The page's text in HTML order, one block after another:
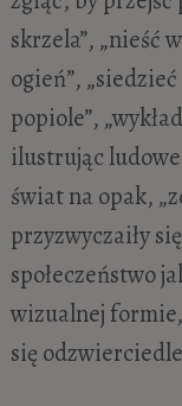
skrzela”, „nieść
ogień”,
popiole”,
ilustrując
świat na opak,
przyzwyczaiły
społeczeństwo
wizualnej
się